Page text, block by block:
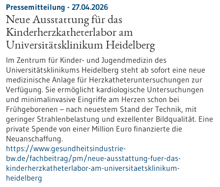
Pressemitteilung - 27.04.2026
Neue Ausstattung für das
Kinderherzkatheterlabor am
Universitätsklinikum Heidelberg
Im Zentrum für Kinder- und Jugendmedizin des
Universitätsklinikums Heidelberg steht ab sofort eine neue
medizinische Anlage für Herzkatheteruntersuchungen zur
Verfügung. Sie ermöglicht kardiologische Untersuchungen
und minimalinvasive Eingriffe am Herzen schon bei
Frühgeborenen – nach neuestem Stand der Technik, mit
geringer Strahlenbelastung und exzellenter Bildqualität. Eine
private Spende von einer Million Euro finanzierte die
Neuanschaffung.
https://www.gesundheitsindustrie-
bw.de/fachbeitrag/pm/neue-ausstattung-fuer-das-
kinderherzkatheterlabor-am-universitaetsklinikum-
heidelberg